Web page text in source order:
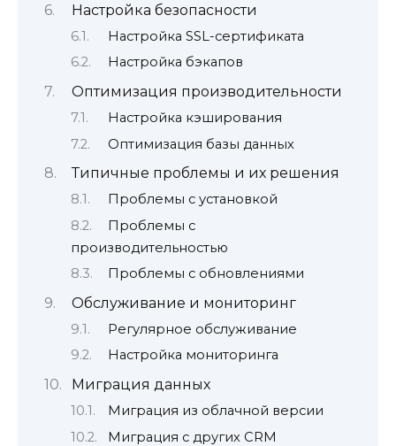
Настройка безопасности
Настройка SSL-сертификата
Настройка бэкапов
Оптимизация производительности
Настройка кэширования
Оптимизация базы данных
Типичные проблемы и их решения
Проблемы с установкой
Проблемы с
производительностью
Проблемы с обновлениями
Обслуживание и мониторинг
Регулярное обслуживание
Настройка мониторинга
Миграция данных
Миграция из облачной версии
Миграция с других CRM